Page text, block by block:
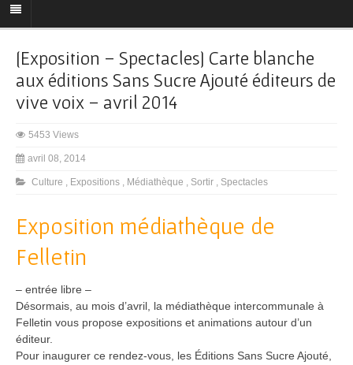
[Exposition – Spectacles] Carte blanche
aux éditions Sans Sucre Ajouté éditeurs de
vive voix – avril 2014
5453 Views
avril 08, 2014
Culture , Expositions , Médiathèque , Sortir , Spectacles
Exposition médiathèque de
Felletin
– entrée libre –
Désormais, au mois d’avril, la médiathèque intercommunale à
Felletin vous propose expositions et animations autour d’un
éditeur.
Pour inaugurer ce rendez-vous, les Éditions Sans Sucre Ajouté,